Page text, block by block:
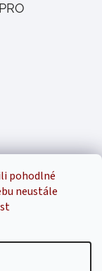
pohodlné
neustále